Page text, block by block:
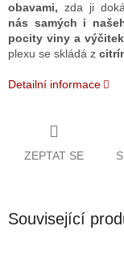
obavami, zda ji
nás samých i
pocity viny a
plexu se skládá z
Detailní informace
ZEPTAT SE
Související